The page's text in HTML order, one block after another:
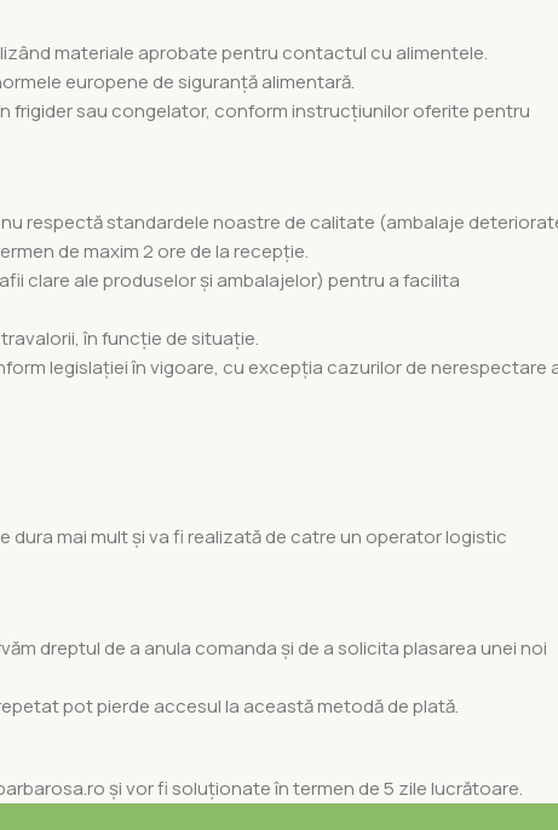
materiale aprobate pentru contactul cu alimentele.
europene de siguranță alimentară.
frigider sau congelator, conform instrucțiunilor oferite pentru
respectă standardele noastre de calitate (ambalaje
de maxim 2 ore de la recepție.
clare ale produselor și ambalajelor) pentru a facilita
în funcție de situație.
legislației în vigoare, cu excepția cazurilor de nerespectare
dura mai mult și va fi realizată de catre un operator logistic
dreptul de a anula comanda și de a solicita plasarea unei noi
pot pierde accesul la această metodă de plată.
și vor fi soluționate în termen de 5 zile lucrătoare.